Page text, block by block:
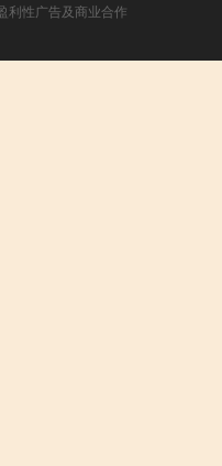
利性广告及商业合作